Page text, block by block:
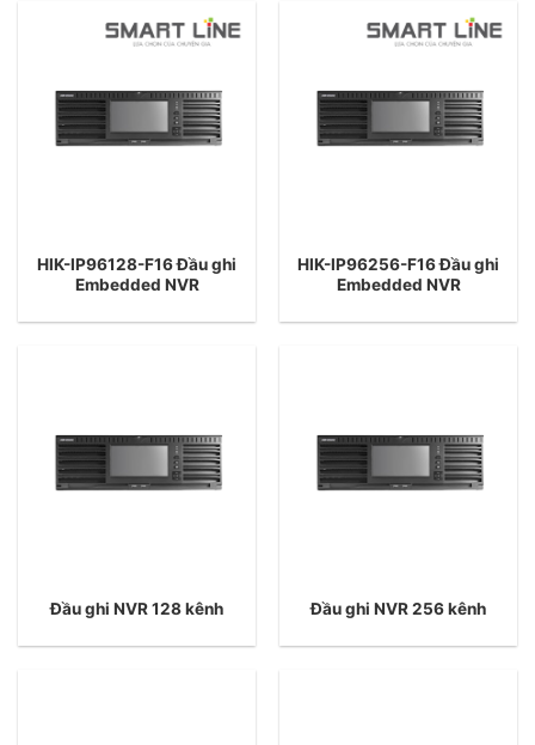
HIK-IP96128-F16 Đầu ghi
Embedded NVR
HIK-IP96256-F16 Đầu ghi
Embedded NVR
Đầu ghi NVR 128 kênh Đầu ghi NVR 256 kênh